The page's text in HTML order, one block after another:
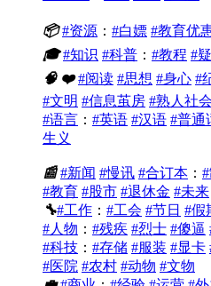
📦 #资源 ： #白嫖 #教育优
🎓 #知识 #科普 ： #教程 #
🧠 ❤️ #阅读 #思想 #身心 #
#文明 #信息茧房 #熟人社会
#语言 ： #英语 #汉语 #普通
生义
📰 #新闻 #慢讯 #合订本 ：
#教育 #股市 #退休金 #未来
🔧#工作 ： #工会 #节日 #假
#人物 ： #残疾 #烈士 #傻逼
#科技 ： #存储 #服装 #显卡
#医院 #农村 #动物 #文物